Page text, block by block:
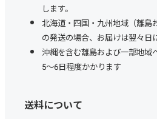
します。
北海道・四国・九州地域（離島
の発送の場合、お届けは翌々日
沖縄を含む離島および一部地域
5～6日程度かかります
送料について